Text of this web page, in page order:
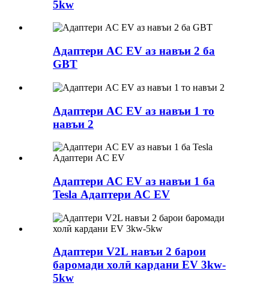
5kw
Адаптери AC EV аз навъи 2 ба
GBT
Адаптери AC EV аз навъи 1 то
навъи 2
Адаптери AC EV аз навъи 1 ба
Tesla Адаптери AC EV
Адаптери V2L навъи 2 барои
баромади холӣ кардани EV 3kw-
5kw